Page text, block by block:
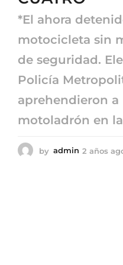
*El ahora
motocicleta sin
de seguridad.
Policía
aprehendieron
motoladrón en
by admin 2 años